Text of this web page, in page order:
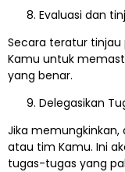
Evaluasi dan
Secara teratur tinjau
Kamu untuk
yang benar.
Delegasikan
Jika memungkinkan,
atau tim Kamu. Ini
tugas-tugas yang